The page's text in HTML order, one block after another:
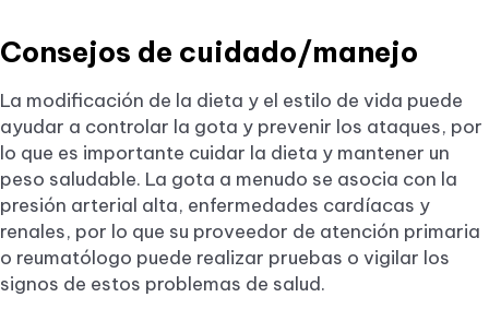
Consejos de cuidado/manejo
La modificación de la dieta y el estilo de vida puede
ayudar a controlar la gota y prevenir los ataques, por
lo que es importante cuidar la dieta y mantener un
peso saludable. La gota a menudo se asocia con la
presión arterial alta, enfermedades cardíacas y
renales, por lo que su proveedor de atención primaria
o reumatólogo puede realizar pruebas o vigilar los
signos de estos problemas de salud.